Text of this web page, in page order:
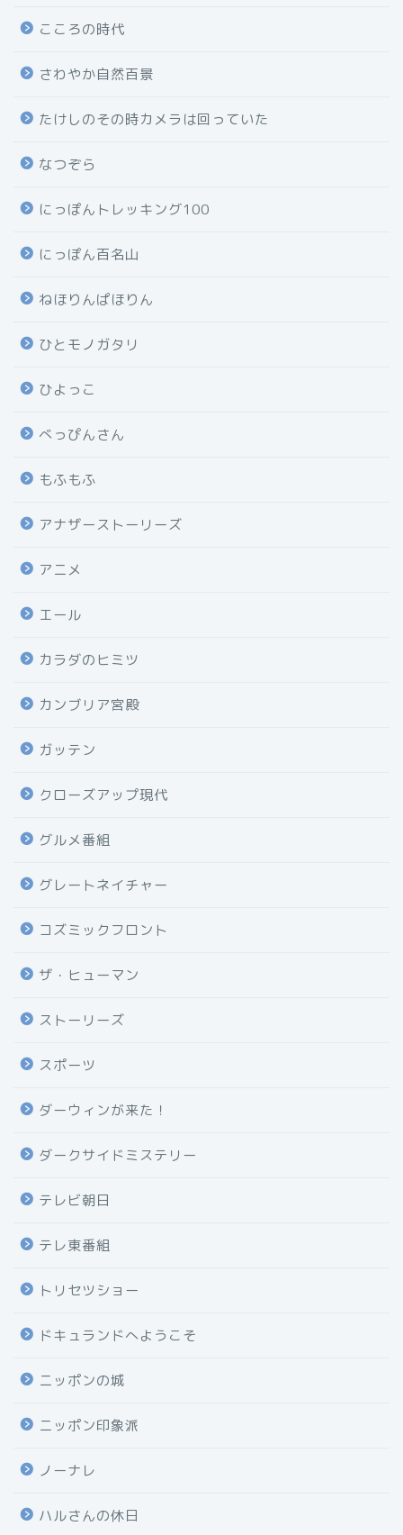
こころの時代
さわやか自然百景
たけしのその時カメラは回っていた
なつぞら
にっぽんトレッキング100
にっぽん百名山
ねほりんぱほりん
ひとモノガタリ
ひよっこ
べっぴんさん
もふもふ
アナザーストーリーズ
アニメ
エール
カラダのヒミツ
カンブリア宮殿
ガッテン
クローズアップ現代
グルメ番組
グレートネイチャー
コズミックフロント
ザ・ヒューマン
ストーリーズ
スポーツ
ダーウィンが来た！
ダークサイドミステリー
テレビ朝日
テレ東番組
トリセツショー
ドキュランドへようこそ
ニッポンの城
ニッポン印象派
ノーナレ
ハルさんの休日